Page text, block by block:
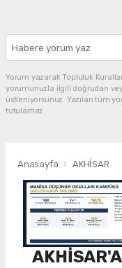
Yorum yazarak Topluluk
yorumunuzla ilgili doğrudan
üstleniyorsunuz. Yazılan tüm
tutulamaz.
Anasayfa AKHİSAR